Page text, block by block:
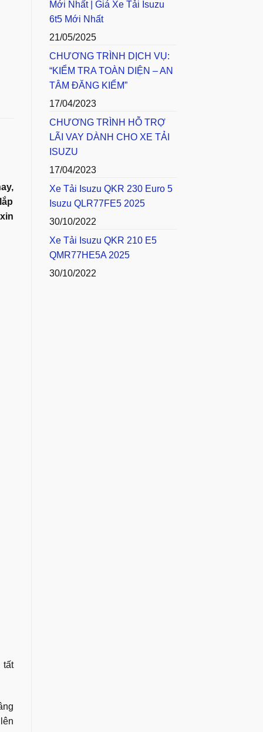
Mới Nhất | Giá Xe Tải Isuzu
6t5 Mới Nhất
21/05/2025
CHƯƠNG TRÌNH DỊCH VỤ:
“KIỂM TRA TOÀN DIỆN – AN
TÂM ĐĂNG KIỂM”
17/04/2023
CHƯƠNG TRÌNH HỖ TRỢ
LÃI VAY DÀNH CHO XE TẢI
ISUZU
17/04/2023
Xe Tải Isuzu QKR 230 Euro 5
Isuzu QLR77FE5 2025
30/10/2022
Xe Tải Isuzu QKR 210 E5
QMR77HE5A 2025
30/10/2022
ISUZU NPR 400 quantity
tất